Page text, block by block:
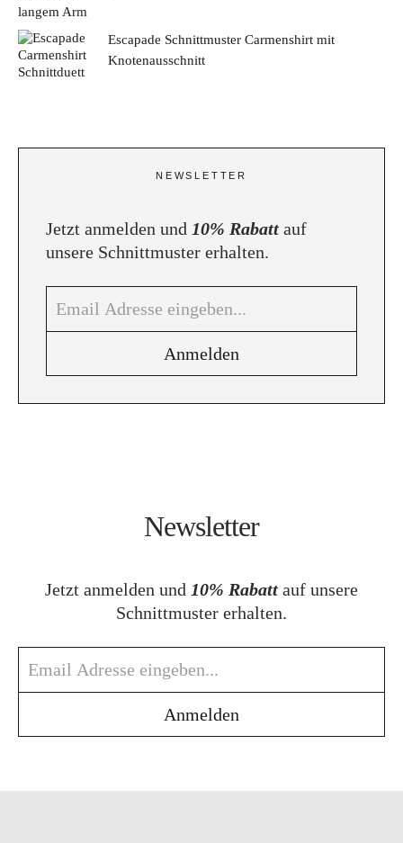
Escapade Schnittmuster Carmenshirt mit
Knotenausschnitt
NEWSLETTER
Jetzt anmelden und 10% Rabatt auf
unsere Schnittmuster erhalten.
Newsletter
Jetzt anmelden und 10% Rabatt auf unsere
Schnittmuster erhalten.